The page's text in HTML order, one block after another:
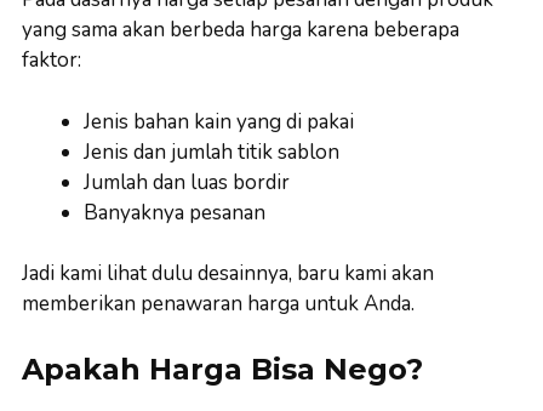
yang sama akan berbeda harga karena beberapa
faktor:
Jenis bahan kain yang di pakai
Jenis dan jumlah titik sablon
Jumlah dan luas bordir
Banyaknya pesanan
Jadi kami lihat dulu desainnya, baru kami akan
memberikan penawaran harga untuk Anda.
Apakah Harga Bisa Nego?